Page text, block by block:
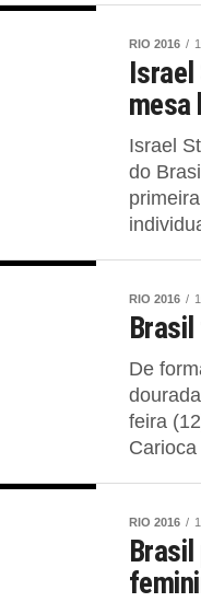
RIO 2016
mesa
Israel
do
RIO 2016
De
feira
RIO 2016
Brasil